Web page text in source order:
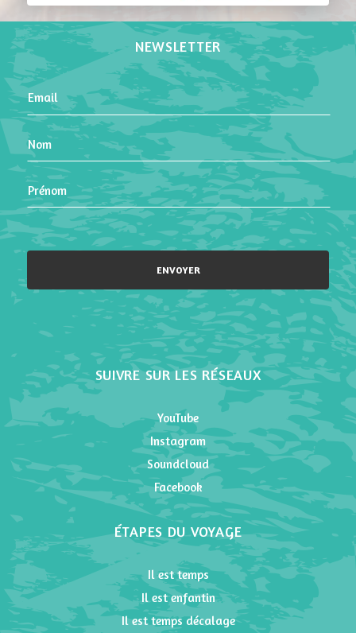
NEWSLETTER
Please leave this field empty.
SUIVRE SUR LES RÉSEAUX
YouTube
Instagram
Soundcloud
Facebook
ÉTAPES DU VOYAGE
Il est temps
Il est enfantin
Il est temps décalage